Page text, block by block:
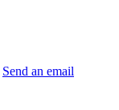
Send an email